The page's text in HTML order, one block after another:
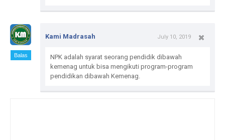
Balas
Kami Madrasah July 10, 2019
NPK adalah syarat seorang pendidik dibawah
kemenag untuk bisa mengikuti program-program
pendidikan dibawah Kemenag.